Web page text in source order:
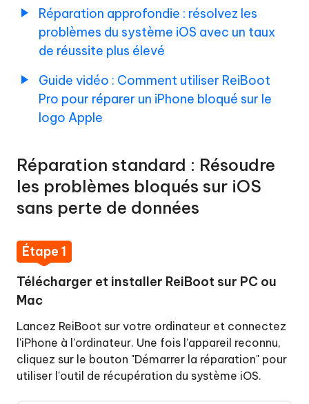
iOS
avec
un
taux
de
plus
élevé
vidéo
Comment
utiliser
Pro
pour
réparer
bloqué
sur
le
logo
iOS/iPadOS
Mettre
jour
iOS/iPadOS
système
macOS
Mettre
jour
macOS
Rétrograder
Réinitialiser
l'appareil
Réparation approfondie : résolvez les
problèmes du système iOS avec un taux
de réussite plus élevé
Guide vidéo : Comment utiliser ReiBoot
Pro pour réparer un iPhone bloqué sur le
logo Apple
Réparation standard : Résoudre
les problèmes bloqués sur iOS
sans perte de données
Étape 1
Télécharger et installer ReiBoot sur PC ou
Mac
Lancez ReiBoot sur votre ordinateur et connectez
l'iPhone à l'ordinateur. Une fois l'appareil reconnu,
cliquez sur le bouton "Démarrer la réparation" pour
utiliser l'outil de récupération du système iOS.